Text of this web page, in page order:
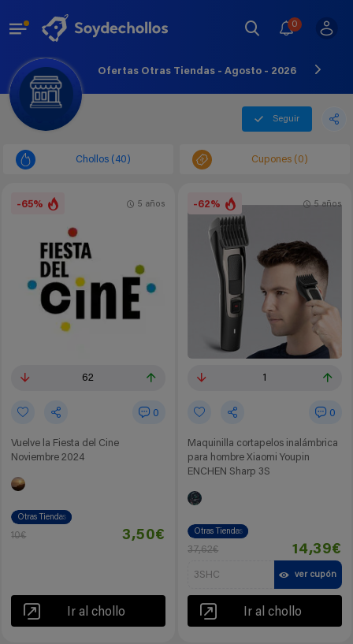
0
Ofertas Otras Tiendas - Agosto - 2026
Seguir
Chollos (40) Cupones (0)
-65%
62
0
Vuelve la Fiesta del Cine
Noviembre 2024
5 años
Otras Tiendas
10€ 3,50€
Ir al chollo
-62%
1
0
Maquinilla cortapelos inalámbrica
para hombre Xiaomi Youpin
ENCHEN Sharp 3S
5 años
Otras Tiendas
37,62€ 14,39€
3SHC ver cupón
Ir al chollo